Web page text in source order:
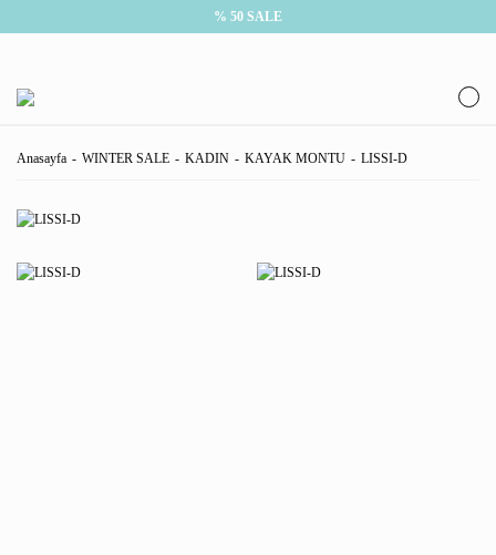
% 50 SALE
Anasayfa WINTER SALE KADIN KAYAK MONTU LISSI-D